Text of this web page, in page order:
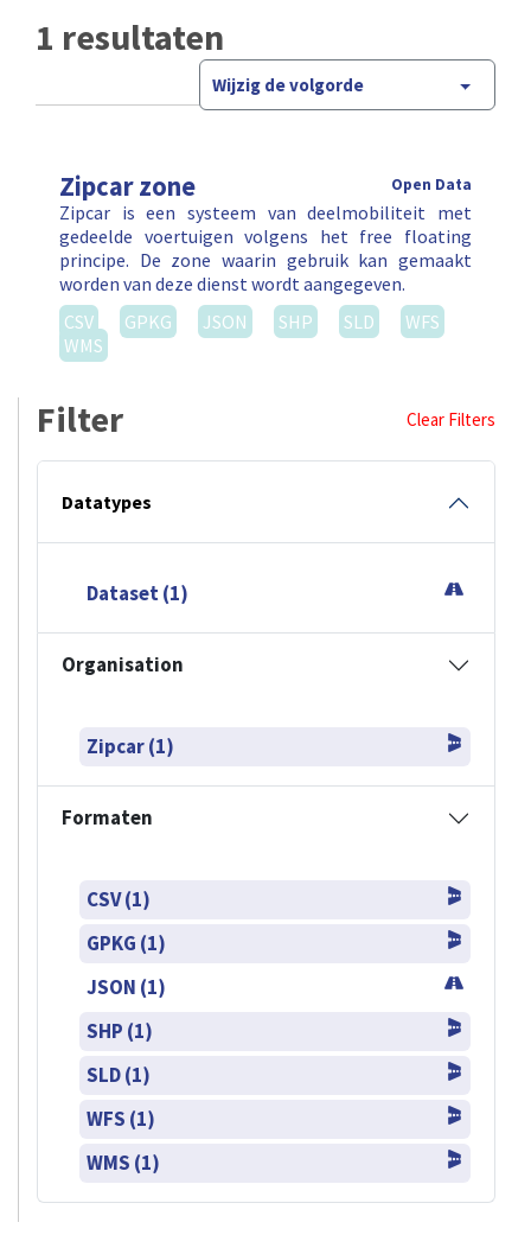
1 resultaten
Wijzig de volgorde
Zipcar zone Open Data
Zipcar is een systeem van deelmobiliteit met
gedeelde voertuigen volgens het free floating
principe. De zone waarin gebruik kan gemaakt
worden van deze dienst wordt aangegeven.
CSV
GPKG JSON SHP SLD
WFS
WMS
Filter Clear Filters
Datatypes
Dataset (1)
Organisation
Zipcar (1)
Formaten
CSV (1)
GPKG (1)
JSON (1)
SHP (1)
SLD (1)
WFS (1)
WMS (1)